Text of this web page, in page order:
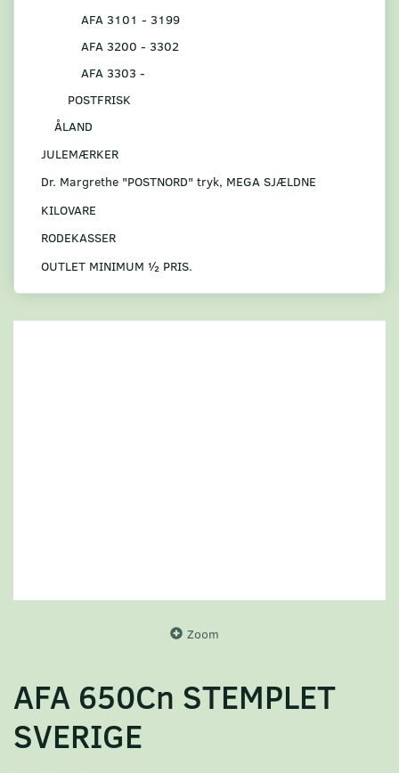
AFA 3101 - 3199
AFA 3200 - 3302
AFA 3303 -
POSTFRISK
ÅLAND
JULEMÆRKER
Dr. Margrethe "POSTNORD" tryk, MEGA SJÆLDNE
KILOVARE
RODEKASSER
OUTLET MINIMUM ½ PRIS.
Zoom
AFA 650Cn STEMPLET
SVERIGE